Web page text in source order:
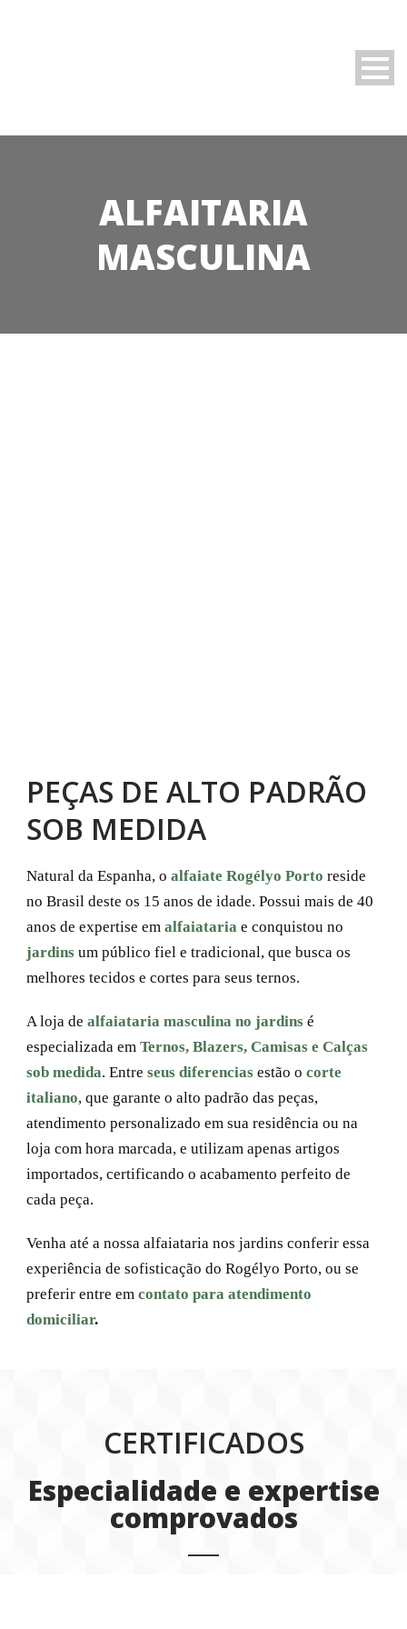
ALFAITARIA
MASCULINA
PEÇAS DE ALTO PADRÃO
SOB MEDIDA
Natural da Espanha, o alfaiate Rogélyo Porto reside
no Brasil deste os 15 anos de idade. Possui mais de 40
anos de expertise em alfaiataria e conquistou no
jardins um público fiel e tradicional, que busca os
melhores tecidos e cortes para seus ternos.
A loja de alfaiataria masculina no jardins é
especializada em Ternos, Blazers, Camisas e Calças
sob medida. Entre seus diferencias estão o corte
italiano, que garante o alto padrão das peças,
atendimento personalizado em sua residência ou na
loja com hora marcada, e utilizam apenas artigos
importados, certificando o acabamento perfeito de
cada peça.
Venha até a nossa alfaiataria nos jardins conferir essa
experiência de sofisticação do Rogélyo Porto, ou se
preferir entre em contato para atendimento
domiciliar.
CERTIFICADOS
Especialidade e expertise
comprovados